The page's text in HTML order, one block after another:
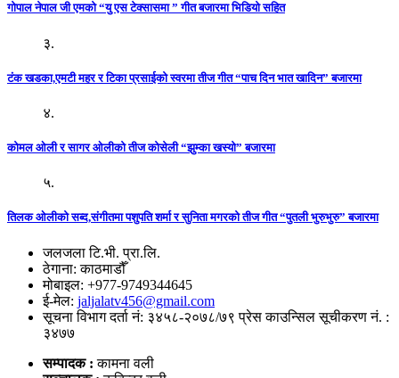
गोपाल नेपाल जी एमको “यु एस टेक्सासमा ” गीत बजारमा भिडियो सहित
३.
टंक खडका,एमटी महर र टिका प्रसाईको स्वरमा तीज गीत “पाच दिन भात खादिन” बजारमा
४.
कोमल ओली र सागर ओलीको तीज कोसेली “झुम्का खस्यो” बजारमा
५.
तिलक ओलीको सब्द,संगीतमा पशुपति शर्मा र सुनिता मगरको तीज गीत “पुतली भुरुभुरु” बजारमा
जलजला टि.भी. प्रा.लि.
ठेगाना: काठमाडौँ
मोबाइल: +977-9749344645
ई-मेल: jaljalatv456@gmail.com
सूचना विभाग दर्ता नं: ३४५८-२०७८/७९ प्रेस काउन्सिल सूचीकरण नं. :
३४७७
सम्पादक :कामना वली